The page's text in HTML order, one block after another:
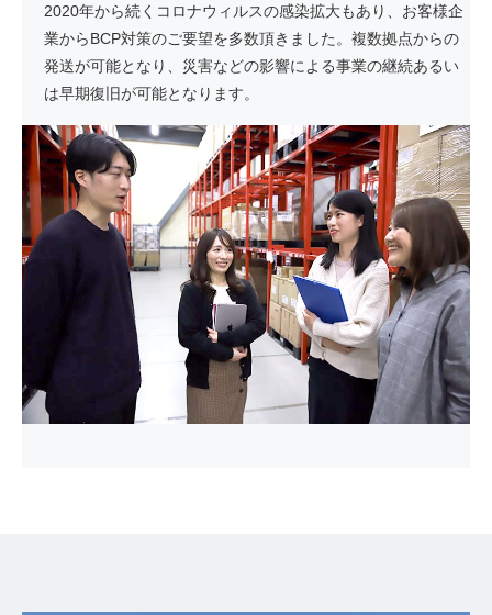
2020年から続くコロナウィルスの感染拡大もあり、お客様企
業からBCP対策のご要望を多数頂きました。複数拠点からの
発送が可能となり、災害などの影響による事業の継続あるい
は早期復旧が可能となります。